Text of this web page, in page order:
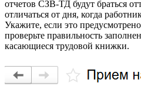
отчетов СЗВ-ТД будут браться
отличаться от дня, когда
Укажите, если это
проверьте правильность
касающиеся трудовой книжки.